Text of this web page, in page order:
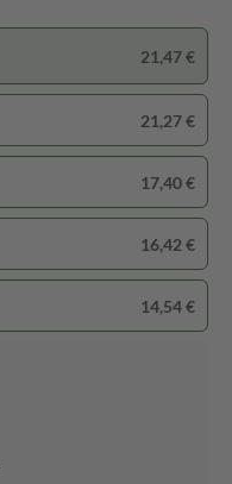
21,47 €
21,27 €
17,40 €
16,42 €
14,54 €